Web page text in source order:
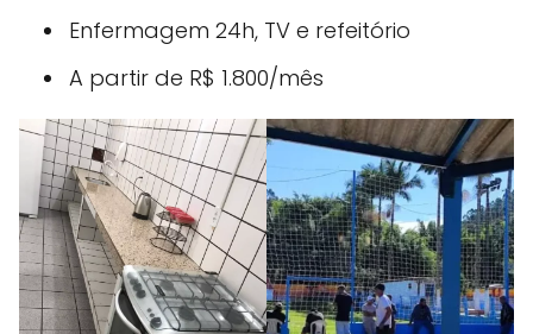
Enfermagem 24h, TV e refeitório
A partir de R$ 1.800/mês